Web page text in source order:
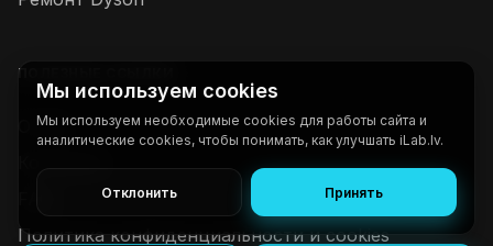
ПОЛЕЗНЫЕ ССЫЛКИ
О нас
Контакты
Политика конфиденциальности и cookies
Мы используем cookies
Мы используем необходимые cookies для работы сайта и
аналитические cookies, чтобы понимать, как улучшать iLab.lv.
Отклонить Принять